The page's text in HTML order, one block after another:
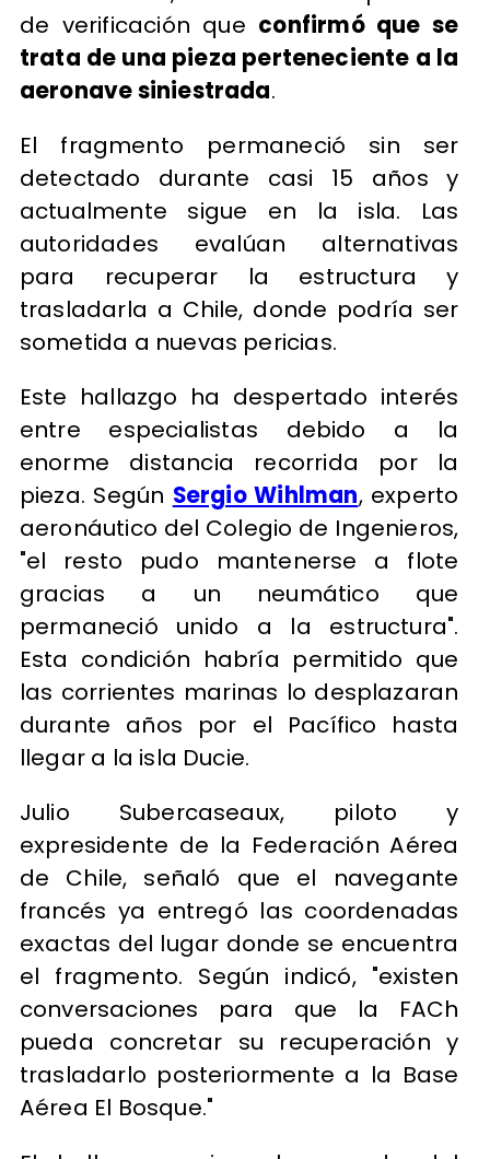
de verificación que confirmó que se
trata de una pieza perteneciente a la
aeronave siniestrada.
El fragmento permaneció sin ser
detectado durante casi 15 años y
actualmente sigue en la isla. Las
autoridades evalúan alternativas
para recuperar la estructura y
trasladarla a Chile, donde podría ser
sometida a nuevas pericias.
Este hallazgo ha despertado interés
entre especialistas debido a la
enorme distancia recorrida por la
pieza. Según Sergio Wihlman, experto
aeronáutico del Colegio de Ingenieros,
"el resto pudo mantenerse a flote
gracias a un neumático que
permaneció unido a la estructura".
Esta condición habría permitido que
las corrientes marinas lo desplazaran
durante años por el Pacífico hasta
llegar a la isla Ducie.
Julio Subercaseaux, piloto y
expresidente de la Federación Aérea
de Chile, señaló que el navegante
francés ya entregó las coordenadas
exactas del lugar donde se encuentra
el fragmento. Según indicó, "existen
conversaciones para que la FACh
pueda concretar su recuperación y
trasladarlo posteriormente a la Base
Aérea El Bosque."